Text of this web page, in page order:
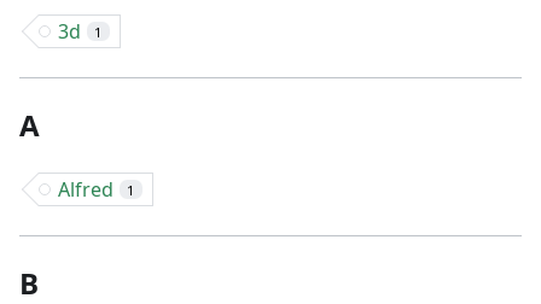
3d 1
A
Alfred 1
B